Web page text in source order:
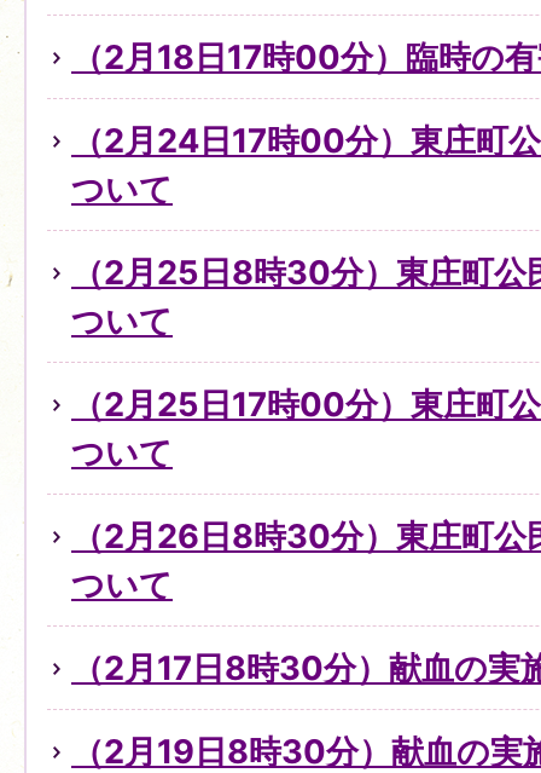
（2月18日17時00分）臨時の
（2月24日17時00分）東庄町
ついて
（2月25日8時30分）東庄町
ついて
（2月25日17時00分）東庄町
ついて
（2月26日8時30分）東庄町
ついて
（2月17日8時30分）献血の実
（2月19日8時30分）献血の実